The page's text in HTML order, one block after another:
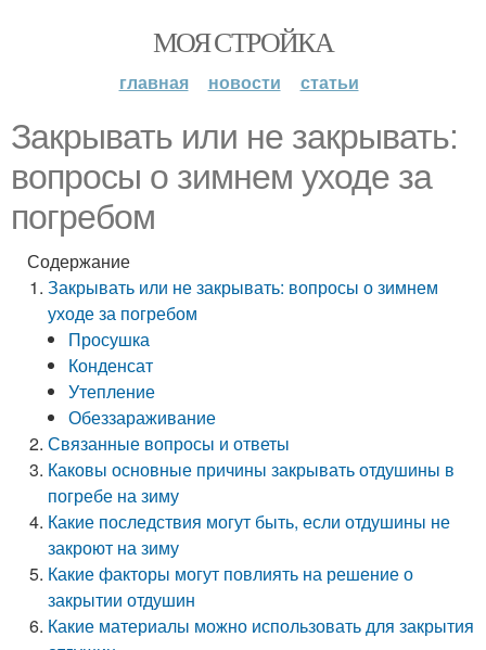
МОЯ СТРОЙКА
главная новости статьи
Закрывать или не закрывать:
вопросы о зимнем уходе за
погребом
Содержание
Закрывать или не закрывать: вопросы о зимнем
уходе за погребом
Просушка
Конденсат
Утепление
Обеззараживание
Связанные вопросы и ответы
Каковы основные причины закрывать отдушины в
погребе на зиму
Какие последствия могут быть, если отдушины не
закроют на зиму
Какие факторы могут повлиять на решение о
закрытии отдушин
Какие материалы можно использовать для закрытия